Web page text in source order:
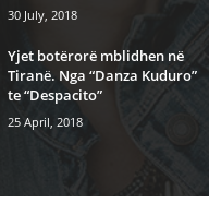
30 July, 2018
Yjet botërorë mblidhen në
Tiranë. Nga “Danza Kuduro”
te “Despacito”
25 April, 2018